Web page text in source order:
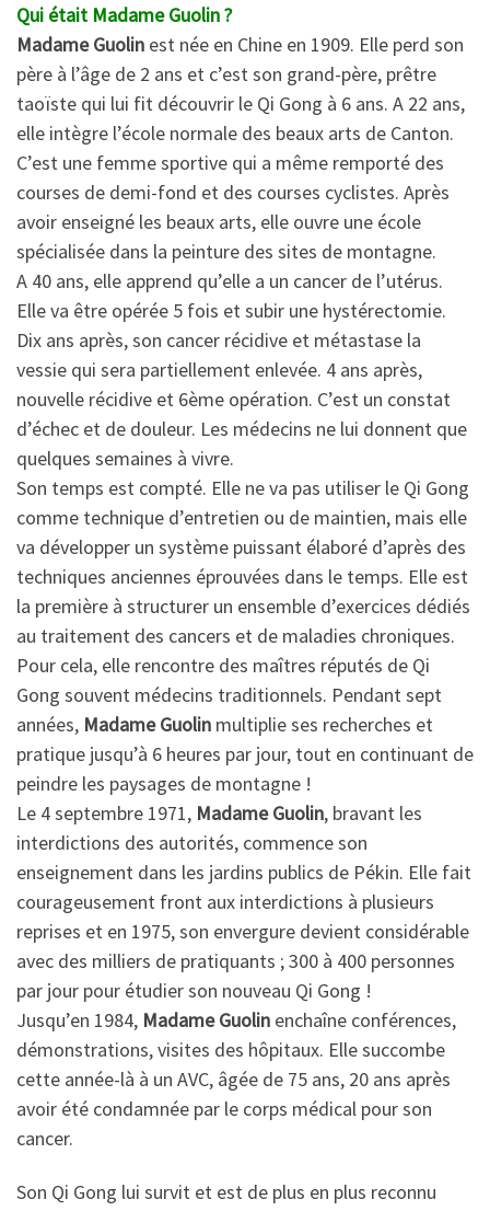
Qui était Madame Guolin ?
Madame Guolin est née en Chine en 1909. Elle perd son
père à l’âge de 2 ans et c’est son grand-père, prêtre
taoïste qui lui fit découvrir le Qi Gong à 6 ans. A 22 ans,
elle intègre l’école normale des beaux arts de Canton.
C’est une femme sportive qui a même remporté des
courses de demi-fond et des courses cyclistes. Après
avoir enseigné les beaux arts, elle ouvre une école
spécialisée dans la peinture des sites de montagne.
A 40 ans, elle apprend qu’elle a un cancer de l’utérus.
Elle va être opérée 5 fois et subir une hystérectomie.
Dix ans après, son cancer récidive et métastase la
vessie qui sera partiellement enlevée. 4 ans après,
nouvelle récidive et 6ème opération. C’est un constat
d’échec et de douleur. Les médecins ne lui donnent que
quelques semaines à vivre.
Son temps est compté. Elle ne va pas utiliser le Qi Gong
comme technique d’entretien ou de maintien, mais elle
va développer un système puissant élaboré d’après des
techniques anciennes éprouvées dans le temps. Elle est
la première à structurer un ensemble d’exercices dédiés
au traitement des cancers et de maladies chroniques.
Pour cela, elle rencontre des maîtres réputés de Qi
Gong souvent médecins traditionnels. Pendant sept
années, Madame Guolin multiplie ses recherches et
pratique jusqu’à 6 heures par jour, tout en continuant de
peindre les paysages de montagne !
Le 4 septembre 1971, Madame Guolin, bravant les
interdictions des autorités, commence son
enseignement dans les jardins publics de Pékin. Elle fait
courageusement front aux interdictions à plusieurs
reprises et en 1975, son envergure devient considérable
avec des milliers de pratiquants ; 300 à 400 personnes
par jour pour étudier son nouveau Qi Gong !
Jusqu’en 1984, Madame Guolin enchaîne conférences,
démonstrations, visites des hôpitaux. Elle succombe
cette année-là à un AVC, âgée de 75 ans, 20 ans après
avoir été condamnée par le corps médical pour son
cancer.
Son Qi Gong lui survit et est de plus en plus reconnu